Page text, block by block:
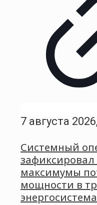
7 августа
Системный
максимумы
мощности в